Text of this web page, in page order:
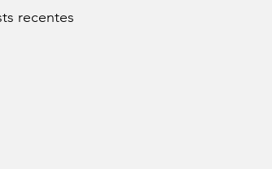
recentes